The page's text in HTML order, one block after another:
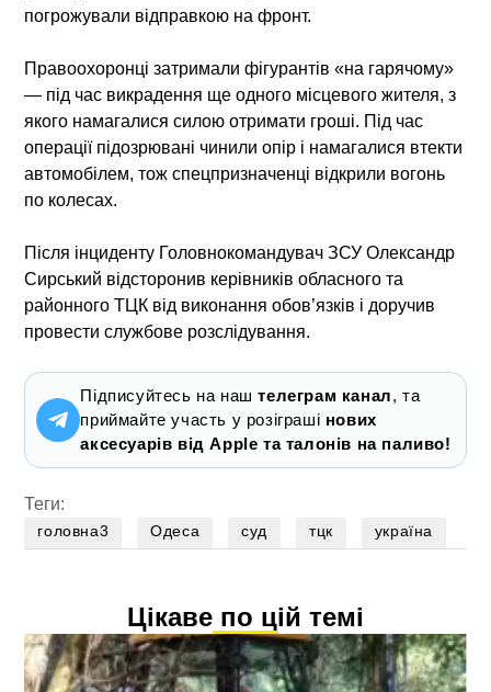
погрожували відправкою на фронт.
Правоохоронці затримали фігурантів «на гарячому»
— під час викрадення ще одного місцевого жителя, з
якого намагалися силою отримати гроші. Під час
операції підозрювані чинили опір і намагалися втекти
автомобілем, тож спецпризначенці відкрили вогонь
по колесах.
Після інциденту Головнокомандувач ЗСУ Олександр
Сирський відсторонив керівників обласного та
районного ТЦК від виконання обов’язків і доручив
провести службове розслідування.
Підписуйтесь на наштелеграм канал, та
приймайте участь у розіграші нових
аксесуарів від Apple та талонів на паливо!
Теги:
головна3 Одеса суд тцк україна
Цікаве по цій темі